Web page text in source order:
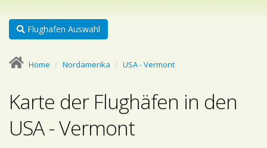
Flughafen Auswahl
Home Nordamerika USA - Vermont
Karte der Flughäfen in den
USA - Vermont